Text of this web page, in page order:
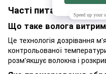
Часті питання
Що таке волога
Це технологія дозрівання
контрольованої
розм'якшує волокна і